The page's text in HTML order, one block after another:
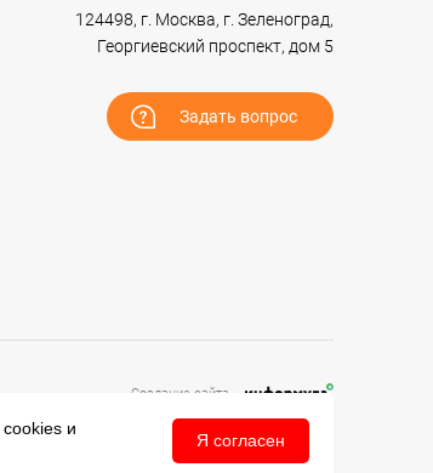
124498, г. Москва, г. Зеленоград,
Георгиевский проспект, дом 5
Задать вопрос
Создание сайта –
cookies и
Я согласен